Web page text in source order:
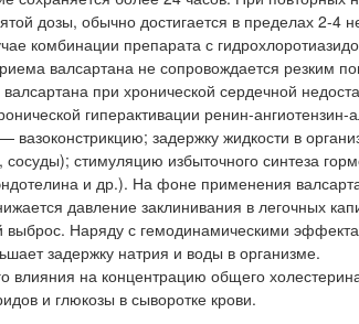
дозы, обычно достигается в пределах 2-4
комбинации препарата с
валсартана не сопровождается резким
при хронической сердечной
гиперактивации ренин-
задержку жидкости в
стимуляцию избыточного синтеза
и др.). На фоне применения
давление заклинивания в легочных
Наряду с гемодинамическими
задержку натрия и воды в организме.
влияния на концентрацию общего
и глюкозы в сыворотке крови.